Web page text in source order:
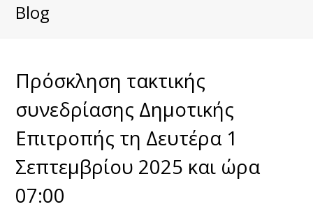
Blog
Πρόσκληση τακτικής
συνεδρίασης Δημοτικής
Επιτροπής τη Δευτέρα 1
Σεπτεμβρίου 2025 και ώρα
07:00